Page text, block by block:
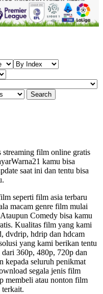
streaming film online gratis
kamu bisa
saat ini dan tentu bisa
seperti film asia terbaru
macam genre film mulai
Comedy bisa kamu
Kualitas film yang kami
dvdrip, hdrip dan hdcam
yang kami berikan tentu
360p, 480p, 720p dan
kepada seluruh penikmat
segala jenis film
membeli atau nonton film